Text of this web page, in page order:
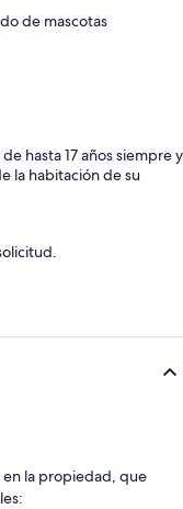
de mascotas
hasta 17 años siempre y
la habitación de su
en la propiedad, que